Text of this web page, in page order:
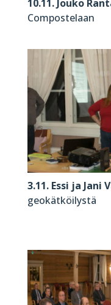
10.11. Jouko
Compostelaan
3.11. Essi ja Jani
geokätköilystä